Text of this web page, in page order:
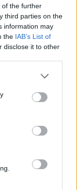
of the further
third parties on the
information may
the IAB’s List of
disclose it to other
Τραμπ